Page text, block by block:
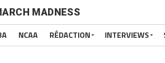
MADNESS
NCAA RÉDACTION INTERVIEWS